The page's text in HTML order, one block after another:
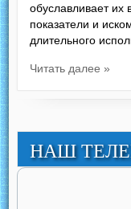
обуславливает их
показатели и
длительного
Читать далее »
НАШ